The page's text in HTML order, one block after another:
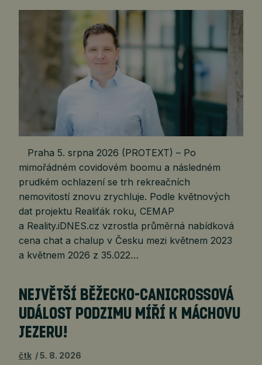
Praha 5. srpna 2026 (PROTEXT) – Po
mimořádném covidovém boomu a následném
prudkém ochlazení se trh rekreačních
nemovitostí znovu zrychluje. Podle květnových
dat projektu Realiťák roku, CEMAP
a Reality.iDNES.cz vzrostla průměrná nabídková
cena chat a chalup v Česku mezi květnem 2023
a květnem 2026 z 35.022…
NEJVĚTŠÍ BĚŽECKO-CANICROSSOVÁ
UDÁLOST PODZIMU MÍŘÍ K MÁCHOVU
JEZERU!
čtk 5. 8. 2026